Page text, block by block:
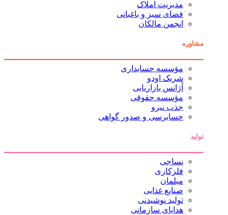
مدیریت املاک
فضای سبز و باغبانی
انجمن مالکان
مشاوره
مؤسسه حسابداری
شریک اودو
آژانس بازاریابی
مؤسسه حقوقی
جذب نیرو
حسابرسی و صدور گواهی
تولید
نساجی
فلزکاری
مبلمان
صنایع غذایی
تولید نوشیدنی
هدایای سازمانی